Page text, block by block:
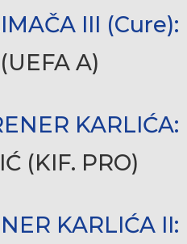
III (Cure):
A)
KARLIĆA:
(KIF. PRO)
KARLIĆA II: